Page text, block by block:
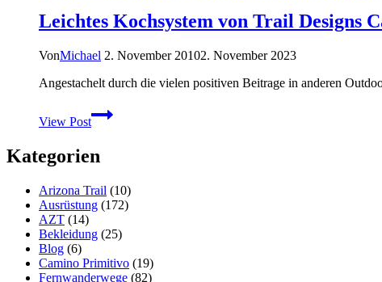
Leichtes Kochsystem von Trail Designs
VonMichael 2. November 20102. November 2023
Angestachelt durch die vielen positiven Beitrage in anderen
View Post
Leichtes
Kochsystem
Trail
Cone
Keg
Kategorien
Arizona Trail (10)
Ausrüstung (172)
AZT (14)
Bekleidung (25)
Blog (6)
Camino Primitivo (19)
Fernwanderwege (82)